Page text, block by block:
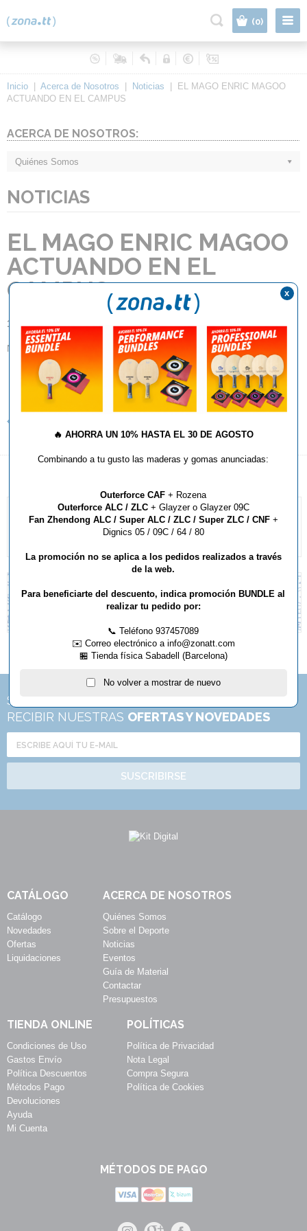
(0)
Inicio Acerca de Nosotros Noticias
EL MAGO ENRIC MAGOO
ACTUANDO EN EL CAMPUS
ACERCA DE NOSOTROS:
Quiénes Somos
NOTICIAS
EL MAGO ENRIC MAGOO
ACTUANDO EN EL
CAMPUS
13.08.2013
No todo es tenis de mesa en el campus, ahí va esto!
MÁS INFORMACIÓN
SUSCRÍBETE A NUESTRA
RECIBIR NUESTRAS OFERTAS Y NOVEDADES
SUSCRIBIRSE
CATÁLOGO
Catálogo
Novedades
Ofertas
Liquidaciones
ACERCA DE NOSOTROS
Quiénes Somos
Sobre el Deporte
Noticias
Eventos
Guía de Material
Contactar
Presupuestos
TIENDA ONLINE
Condiciones de Uso
Gastos Envío
Política Descuentos
Métodos Pago
Devoluciones
Ayuda
Mi Cuenta
POLÍTICAS
Política de Privacidad
Nota Legal
Compra Segura
Política de Cookies
MÉTODOS DE PAGO
🔥 AHORRA UN 10% HASTA EL 30 DE AGOSTO
Combinando a tu gusto las maderas y gomas anunciadas:
Outerforce CAF + Rozena
Outerforce ALC / ZLC+ Glayzer o Glayzer 09C
Fan Zhendong ALC / Super ALC / ZLC / Super ZLC / CNF+
Dignics 05 / 09C / 64 / 80
La promoción no se aplica a los pedidos realizados a través
de la web.
Para beneficiarte del descuento, indica promoción BUNDLE al
realizar tu pedido por:
📞 Teléfono 937457089
✉️ Correo electrónico a info@zonatt.com
🏪 Tienda física Sabadell (Barcelona)
No volver a mostrar de nuevo
x